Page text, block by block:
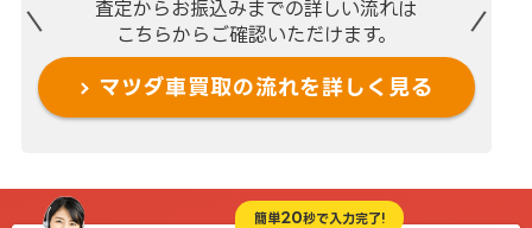
査定からお振込みまでの詳しい流れは
こちらからご確認いただけます。
マツダ車買取の流れを詳しく見る
簡単20秒で入力完了!